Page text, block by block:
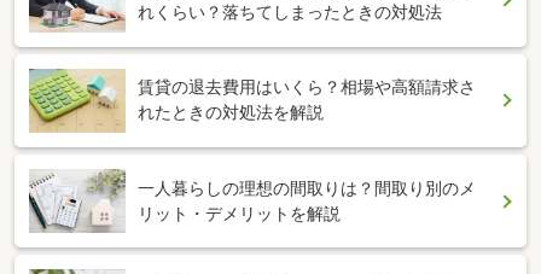
れくらい？落ちてしまったときの対処法
賃貸の退去費用はいくら？相場や高額請求さ
れたときの対処法を解説
一人暮らしの理想の間取りは？間取り別のメ
リット・デメリットを解説